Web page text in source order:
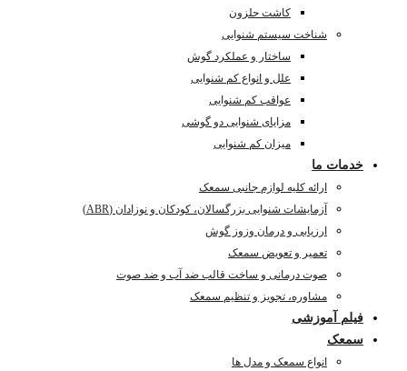
کاشت حلزون
شناخت سیستم شنوایی
ساختار و عملکرد گوش
علل و انواع کم شنوایی
عواقب کم شنوایی
مزایای شنوایی دو گوشی
میزان کم شنوایی
خدمات ما
ارائه کلیه لوازم جانبی سمعک
آزمایشات شنوایی بزرگسالان، کودکان و نوزادان (ABR)
ارزیابی و درمان وزوز گوش
تعمیر و تعویض سمعک
صوت درمانی و ساخت قالب ضد آب و ضد صوت
مشاوره، تجویز و تنظیم سمعک
فیلم آموزشی
سمعک
انواع سمعک و مدل ها